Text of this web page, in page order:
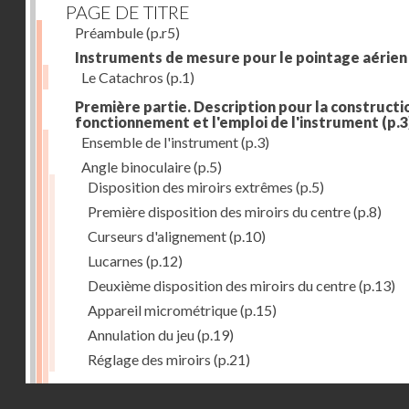
PAGE DE TITRE
Préambule(p.r5)
Instruments de mesure pour le pointage aérien
Le Catachros (p.1)
Première partie. Description pour la
fonctionnement et l'emploi de l'instrument
Ensemble de l'instrument(p.3)
Angle binoculaire(p.5)
Disposition des miroirs extrêmes (p.5)
Première disposition des miroirs du centre(p.8)
Curseurs d'alignement(p.10)
Lucarnes (p.12)
Deuxième disposition des miroirs du centre(p.13)
Appareil micrométrique(p.15)
Annulation du jeu(p.19)
Réglage des miroirs (p.21)
Mouvement oscillatoire(p.23)